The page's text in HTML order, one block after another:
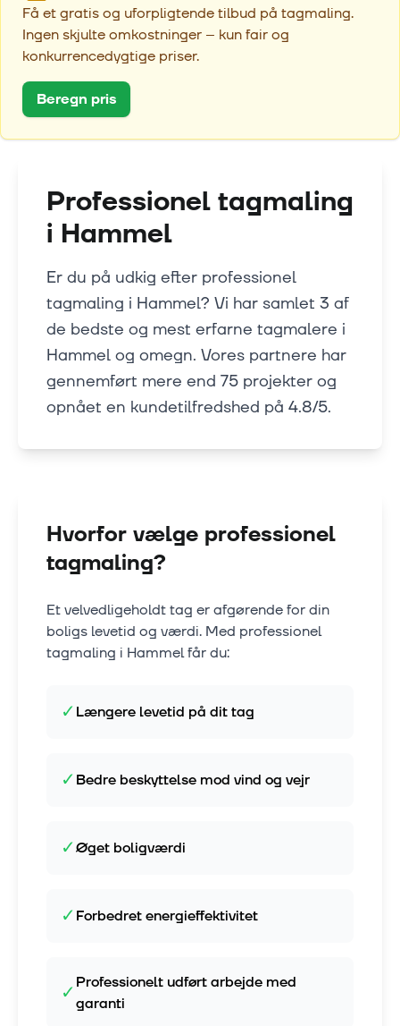
Få et gratis og uforpligtende tilbud på tagmaling.
Ingen skjulte omkostninger – kun fair og
konkurrencedygtige priser.
Beregn pris
Professionel tagmaling
i Hammel
Er du på udkig efter professionel
tagmaling i Hammel? Vi har samlet 3 af
de bedste og mest erfarne tagmalere i
Hammel og omegn. Vores partnere har
gennemført mere end 75 projekter og
opnået en kundetilfredshed på 4.8/5.
Hvorfor vælge professionel
tagmaling?
Et velvedligeholdt tag er afgørende for din
boligs levetid og værdi. Med professionel
tagmaling i Hammelfår du:
✓Længere levetid på dit tag
✓Bedre beskyttelse mod vind og vejr
✓Øget boligværdi
✓Forbedret energieffektivitet
✓Professionelt udført arbejde med
garanti